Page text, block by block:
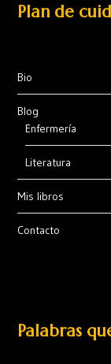
Plan de
Bio
Blog
Enfermería
Literatura
Mis libros
Contacto
Palabras